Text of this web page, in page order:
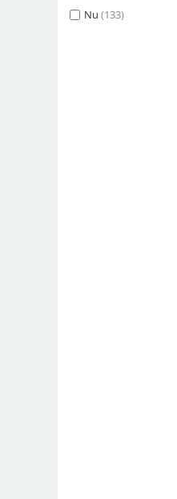
500 comprimate
Nu (133)